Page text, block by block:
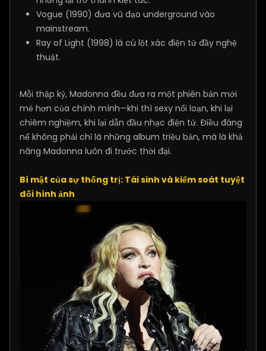
Vogue (1990) đưa vũ đạo underground vào
mainstream.
Ray of Light (1998) là cú lột xác điện tử đầy nghệ
thuật.
Mỗi thập kỷ, Madonna đều đưa ra một phiên bản mới
mẻ hơn của chính mình—khi thì sexy nổi loạn, khi lại
chiêm nghiệm, khi lại dẫn đầu nhạc điện tử. Điều đáng
nể không phải chỉ là những album triệu bản, mà là khả
năng Madonna luôn đi trước thời đại.
Bí mật của sự thống trị: Tái sinh và kiểm soát tuyệt
đối hình ảnh